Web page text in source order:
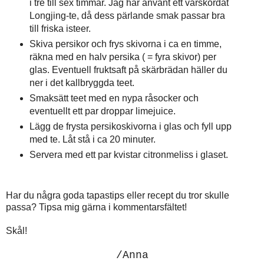
i tre till sex timmar. Jag har använt ett vårskördat
Longjing-te, då dess pärlande smak passar bra
till friska isteer.
Skiva persikor och frys skivorna i ca en timme,
räkna med en halv persika ( = fyra skivor) per
glas. Eventuell fruktsaft på skärbrädan häller du
ner i det kallbryggda teet.
Smaksätt teet med en nypa råsocker och
eventuellt ett par droppar limejuice.
Lägg de frysta persikoskivorna i glas och fyll upp
med te. Låt stå i ca 20 minuter.
Servera med ett par kvistar citronmeliss i glaset.
Har du några goda tapastips eller recept du tror skulle
passa? Tipsa mig gärna i kommentarsfältet!
Skål!
/Anna